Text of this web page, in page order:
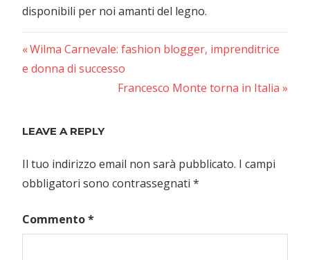
disponibili per noi amanti del legno.
Navigazione
Previous
Post:
Wilma Carnevale: fashion blogger, imprenditrice
e donna di successo
Next
Francesco Monte torna in Italia
LEAVE A REPLY
Il tuo indirizzo email non sarà pubblicato. I campi
obbligatori sono contrassegnati *
Commento*